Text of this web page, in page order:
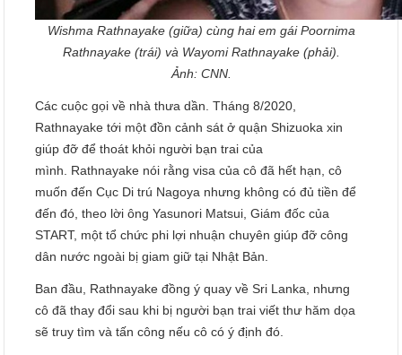
Wishma Rathnayake (giữa) cùng hai em gái Poornima
Rathnayake (trái) và Wayomi Rathnayake (phải).
Ảnh: CNN.
Các cuộc gọi về nhà thưa dần. Tháng 8/2020,
Rathnayake tới một đồn cảnh sát ở quận Shizuoka xin
giúp đỡ để thoát khỏi người bạn trai của
mình. Rathnayake nói rằng visa của cô đã hết hạn, cô
muốn đến Cục Di trú Nagoya nhưng không có đủ tiền để
đến đó, theo lời ông Yasunori Matsui, Giám đốc của
START, một tổ chức phi lợi nhuận chuyên giúp đỡ công
dân nước ngoài bị giam giữ tại Nhật Bản.
Ban đầu, Rathnayake đồng ý quay về Sri Lanka, nhưng
cô đã thay đổi sau khi bị người bạn trai viết thư hăm dọa
sẽ truy tìm và tấn công nếu cô có ý định đó.